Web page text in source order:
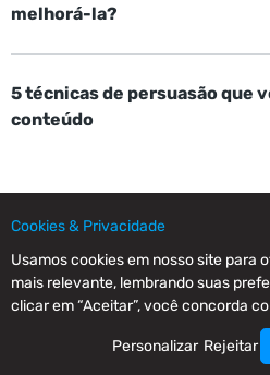
melhorá-la?
5 técnicas de persuasão que
conteúdo
Resgate
Cookies & Privacidade
Usamos cookies em nosso site para
mais relevante, lembrando suas
clicar em “Aceitar”, você concorda
Personalizar Rejeitar